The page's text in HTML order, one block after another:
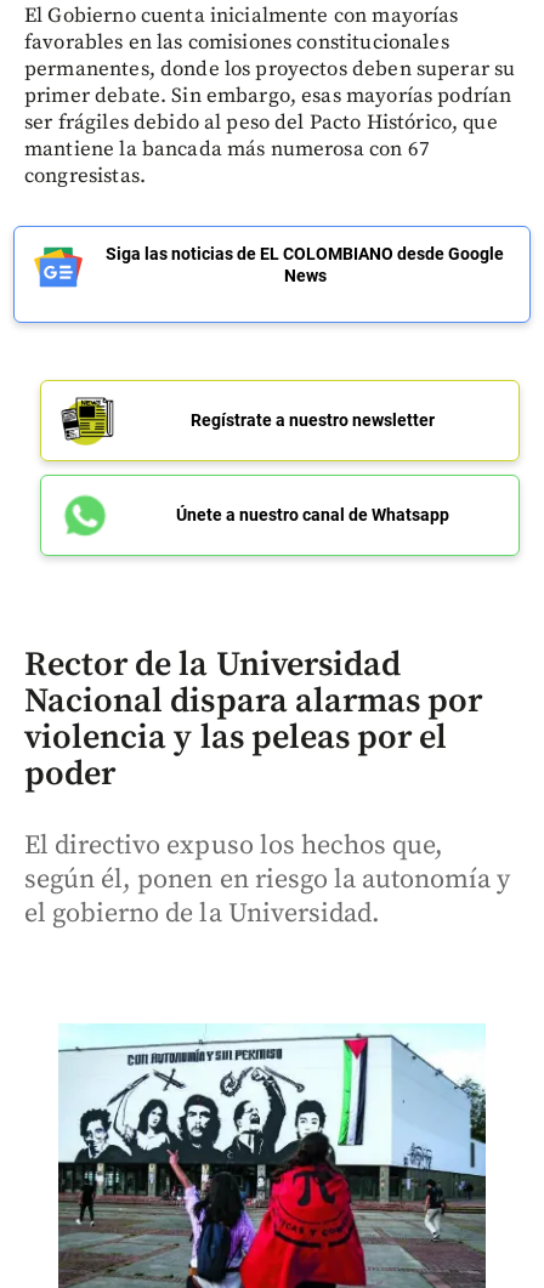
El Gobierno cuenta inicialmente con mayorías
favorables en las comisiones constitucionales
permanentes, donde los proyectos deben superar su
primer debate. Sin embargo, esas mayorías podrían
ser frágiles debido al peso del Pacto Histórico, que
mantiene la bancada más numerosa con 67
congresistas.
Siga las noticias de EL COLOMBIANO desde Google
News
Regístrate a nuestro newsletter
Únete a nuestro canal de Whatsapp
Rector de la Universidad
Nacional dispara alarmas por
violencia y las peleas por el
poder
El directivo expuso los hechos que,
según él, ponen en riesgo la autonomía y
el gobierno de la Universidad.